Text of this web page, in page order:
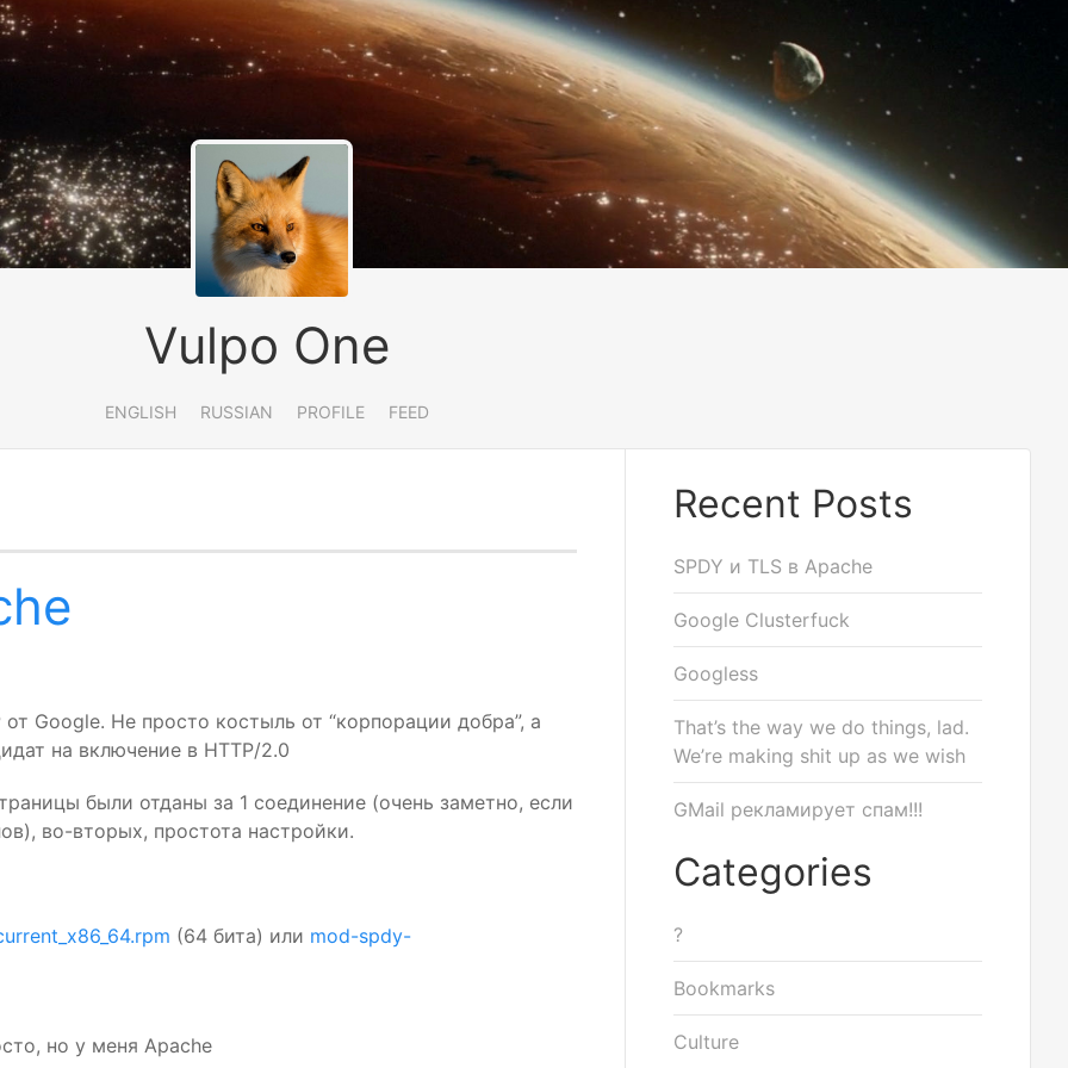
Vulpo One
ENGLISH RUSSIAN PROFILE FEED
от Google. Не просто костыль от “корпорации добра”, а
на включение в HTTP/2.0
были отданы за 1 соединение (очень заметно, если
во-вторых, простота настройки.
(64 бита) или mod-spdy-
но у меня Apache
Recent Posts
SPDY и TLS в Apache
Google Clusterfuck
Googless
That’s the way we do things, lad.
We’re making shit up as we wish
GMail рекламирует спам!!!
Categories
?
Bookmarks
Culture